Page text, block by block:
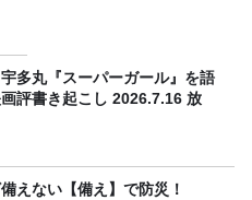
宇多丸『スーパーガール』を語
評書き起こし 2026.7.16 放
えない【備え】で防災！